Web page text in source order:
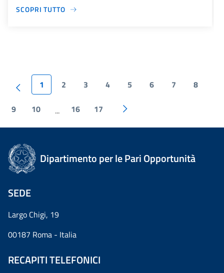
SCOPRI TUTTO
1 2 3 4 5 6 7 8
9 10 ... 16 17
Dipartimento per le Pari Opportunità
SEDE
Largo Chigi, 19
00187 Roma - Italia
RECAPITI TELEFONICI